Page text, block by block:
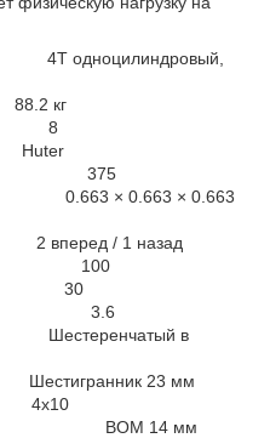
кг
8
в час 375
× 0.663 × 0.663
/ 1 назад
см 100
30
л 3.6
в
23 мм
ВОМ 14 мм